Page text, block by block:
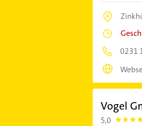
0231
Vogel
5,0 5.0